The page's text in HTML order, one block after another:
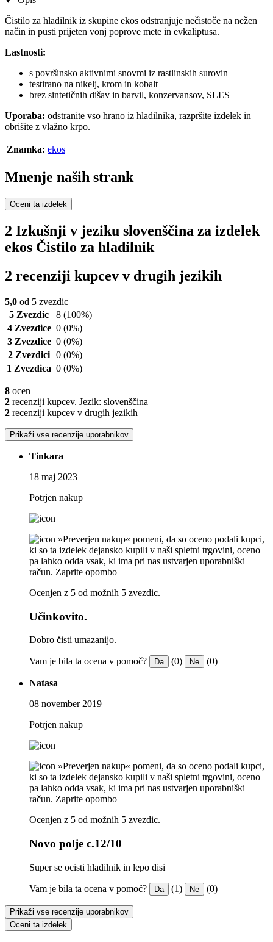
Čistilo za hladilnik iz skupine ekos odstranjuje nečistoče na nežen
način in pusti prijeten vonj poprove mete in evkaliptusa.
Lastnosti:
s površinsko aktivnimi snovmi iz rastlinskih surovin
testirano na nikelj, krom in kobalt
brez sintetičnih dišav in barvil, konzervansov, SLES
Uporaba: odstranite vso hrano iz hladilnika, razpršite izdelek in
obrišite z vlažno krpo.
Znamka: ekos
Mnenje naših strank
Oceni ta izdelek
2 Izkušnji v jeziku slovenščina za izdelek
ekos Čistilo za hladilnik
2 recenziji kupcev v drugih jezikih
5,0 od 5 zvezdic
5 Zvezdic
8 (100%)
4 Zvezdice 0 (0%)
3 Zvezdice 0 (0%)
2 Zvezdici 0 (0%)
1 Zvezdica 0 (0%)
8 ocen
2 recenziji kupcev. Jezik: slovenščina
2 recenziji kupcev v drugih jezikih
Prikaži vse recenzije uporabnikov
Tinkara
18 maj 2023
Potrjen nakup
»Preverjen nakup« pomeni, da so oceno podali kupci,
ki so ta izdelek dejansko kupili v naši spletni trgovini, oceno
pa lahko odda vsak, ki ima pri nas ustvarjen uporabniški
račun. Zaprite opombo
Ocenjen z 5 od možnih 5 zvezdic.
Učinkovito.
Dobro čisti umazanijo.
Vam je bila ta ocena v pomoč? Da (0) Ne (0)
Natasa
08 november 2019
Potrjen nakup
»Preverjen nakup« pomeni, da so oceno podali kupci,
ki so ta izdelek dejansko kupili v naši spletni trgovini, oceno
pa lahko odda vsak, ki ima pri nas ustvarjen uporabniški
račun. Zaprite opombo
Ocenjen z 5 od možnih 5 zvezdic.
Novo polje c.12/10
Super se ocisti hladilnik in lepo disi
Vam je bila ta ocena v pomoč? Da (1) Ne (0)
Prikaži vse recenzije uporabnikov
Oceni ta izdelek